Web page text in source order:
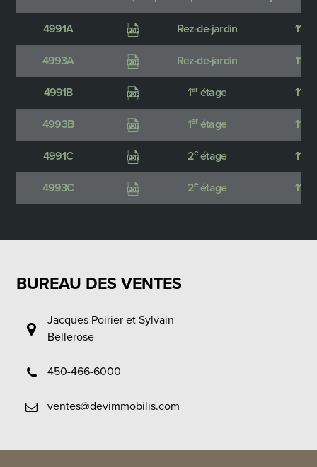
4991A Rez-de-jardin 1150
4993A Rez-de-jardin 1150
4991B 1erétage 1150
4993B 1erétage 1150
4991C 2e étage 1150
4993C 2e étage 1150
BUREAU DES VENTES
Jacques Poirier et Sylvain
Bellerose
450-466-6000
ventes@devimmobilis.com